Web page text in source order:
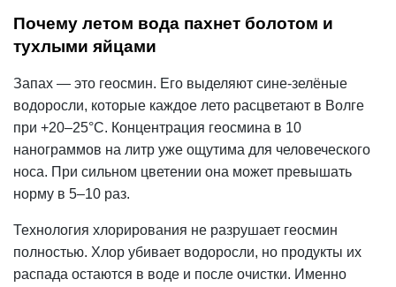
Почему летом вода пахнет болотом и
тухлыми яйцами
Запах — это геосмин. Его выделяют сине-зелёные
водоросли, которые каждое лето расцветают в Волге
при +20–25°C. Концентрация геосмина в 10
нанограммов на литр уже ощутима для человеческого
носа. При сильном цветении она может превышать
норму в 5–10 раз.
Технология хлорирования не разрушает геосмин
полностью. Хлор убивает водоросли, но продукты их
распада остаются в воде и после очистки. Именно